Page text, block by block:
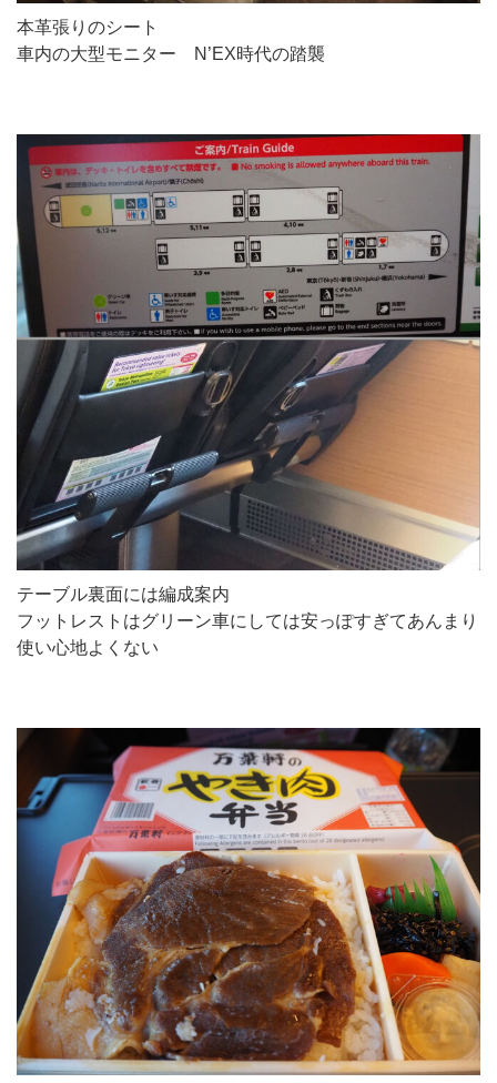
本革張りのシート
車内の大型モニター N’EX時代の踏襲
テーブル裏面には編成案内
フットレストはグリーン車にしては安っぽすぎてあんまり
使い心地よくない